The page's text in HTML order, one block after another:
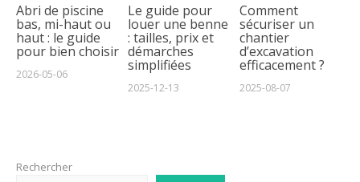
Abri de piscine
bas, mi-haut ou
haut : le guide
pour bien choisir
2026-05-06
Le guide pour
louer une benne
: tailles, prix et
démarches
simplifiées
2025-12-13
Comment
sécuriser un
chantier
d’excavation
efficacement ?
2025-08-07
Rechercher